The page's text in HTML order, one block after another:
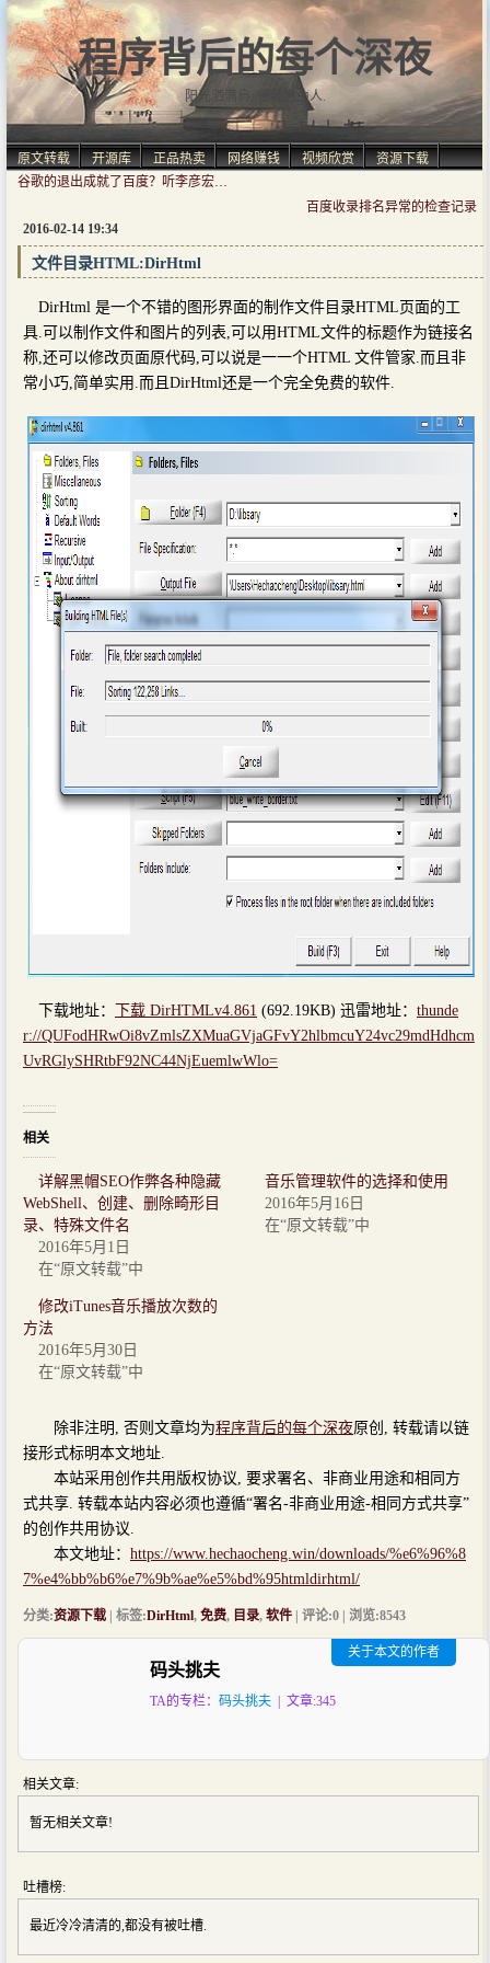
程序背后的每个深夜
阳光洒满肩, 仿佛自由人.
原文转载 开源库 正品热卖 网络赚钱 视频欣赏
资源下载
谷歌的退出成就了百度？听李彦宏怎么说
百度收录排名异常的检查记录
2016-02-14 19:34
文件目录HTML:DirHtml
DirHtml 是一个不错的图形界面的制作文件目录HTML页面的工
具.可以制作文件和图片的列表,可以用HTML文件的标题作为链接名
称,还可以修改页面原代码,可以说是一一个HTML 文件管家.而且非
常小巧,简单实用.而且DirHtml还是一个完全免费的软件.
下载地址： 下载 DirHTMLv4.861 (692.19KB) 迅雷地址： thunde
r://QUFodHRwOi8vZmlsZXMuaGVjaGFvY2hlbmcuY24vc29mdHdhcm
UvRGlySHRtbF92NC44NjEuemlwWlo=
相关
详解黑帽SEO作弊各种隐藏
WebShell、创建、删除畸形目
录、特殊文件名
2016年5月1日
在“原文转载”中
音乐管理软件的选择和使用
2016年5月16日
在“原文转载”中
修改iTunes音乐播放次数的
方法
2016年5月30日
在“原文转载”中
除非注明, 否则文章均为程序背后的每个深夜原创, 转载请以链
接形式标明本文地址.
本站采用创作共用版权协议, 要求署名、非商业用途和相同方
式共享. 转载本站内容必须也遵循“署名-非商业用途-相同方式共享”
的创作共用协议.
本文地址： https://www.hechaocheng.win/downloads/%e6%96%8
7%e4%bb%b6%e7%9b%ae%e5%bd%95htmldirhtml/
分类:资源下载 | 标签:DirHtml, 免费, 目录, 软件 | 评论:0 | 浏览:8543
码头挑夫
TA的专栏： 码头挑夫 | 文章:345
关于本文的作者
相关文章:
暂无相关文章!
吐槽榜:
最近冷冷清清的,都没有被吐槽.